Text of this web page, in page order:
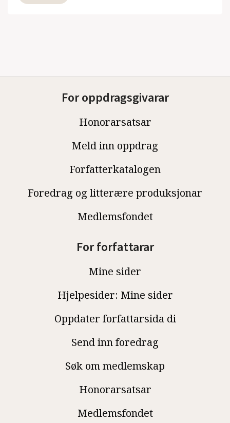
For oppdragsgivarar
Honorarsatsar
Meld inn oppdrag
Forfatterkatalogen
Foredrag og litterære produksjonar
Medlemsfondet
For forfattarar
Mine sider
Hjelpesider: Mine sider
Oppdater forfattarsida di
Send inn foredrag
Søk om medlemskap
Honorarsatsar
Medlemsfondet